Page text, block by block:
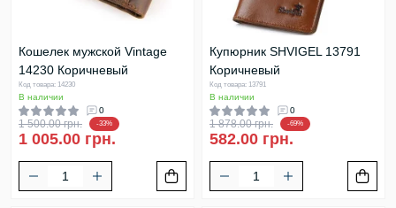
Кошелек мужской Vintage
14230 Коричневый
Код товара: 14230
В наличии
0
1 500.00 грн. -33%
1 005.00 грн.
Купюрник SHVIGEL 13791
Коричневый
Код товара: 13791
В наличии
0
1 878.00 грн. -69%
582.00 грн.